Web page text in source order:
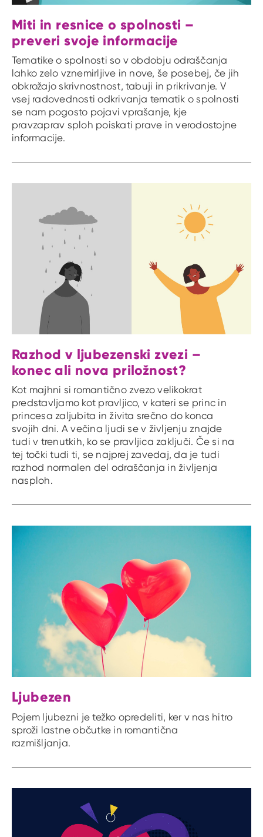
Miti in resnice o spolnosti –
preveri svoje informacije
Tematike o spolnosti so v obdobju odraščanja
lahko zelo vznemirljive in nove, še posebej, če jih
obkrožajo skrivnostnost, tabuji in prikrivanje. V
vsej radovednosti odkrivanja tematik o spolnosti
se nam pogosto pojavi vprašanje, kje
pravzaprav sploh poiskati prave in verodostojne
informacije.
Razhod v ljubezenski zvezi –
konec ali nova priložnost?
Kot majhni si romantično zvezo velikokrat
predstavljamo kot pravljico, v kateri se princ in
princesa zaljubita in živita srečno do konca
svojih dni. A večina ljudi se v življenju znajde
tudi v trenutkih, ko se pravljica zaključi. Če si na
tej točki tudi ti, se najprej zavedaj, da je tudi
razhod normalen del odraščanja in življenja
nasploh.
Ljubezen
Pojem ljubezni je težko opredeliti, ker v nas hitro
sproži lastne občutke in romantična
razmišljanja.